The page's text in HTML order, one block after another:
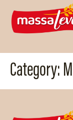
Category: